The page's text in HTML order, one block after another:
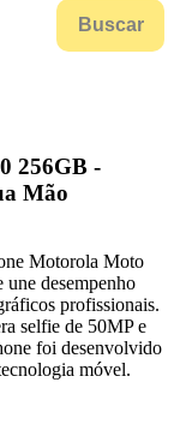
Buscar
256GB -
Mão
Motorola Moto
desempenho
profissionais.
selfie de 50MP e
foi desenvolvido
móvel.